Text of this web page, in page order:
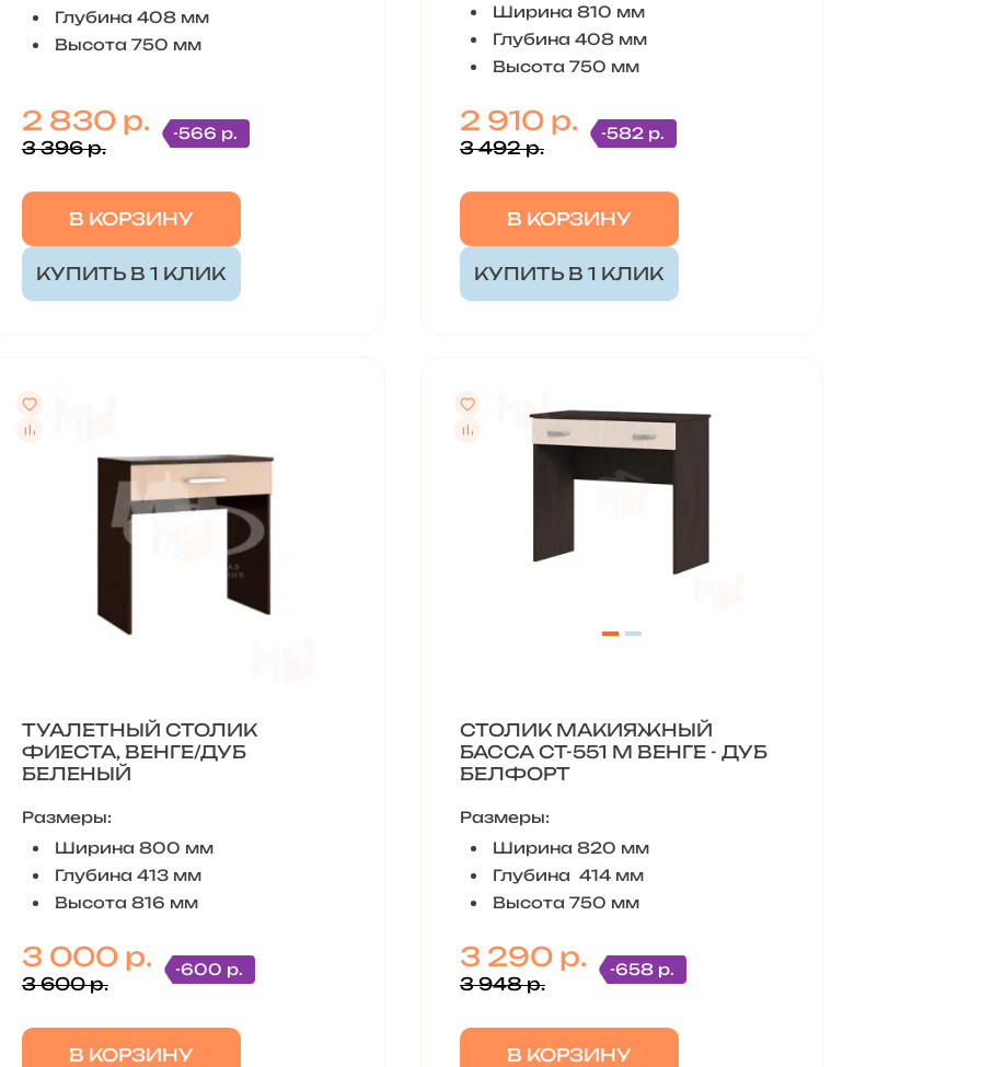
Глубина 408 мм
Высота 750 мм
2 830 р.
3 396 р.
-566 р.
В КОРЗИНУ
КУПИТЬ В 1 КЛИК
Ширина 810 мм
Глубина 408 мм
Высота 750 мм
2 910 р.
3 492 р.
-582 р.
В КОРЗИНУ
КУПИТЬ В 1 КЛИК
ТУАЛЕТНЫЙ СТОЛИК
ФИЕСТА, ВЕНГЕ/ДУБ
БЕЛЕНЫЙ
Размеры:
Ширина 800 мм
Глубина 413 мм
Высота 816 мм
3 000 р.
3 600 р.
-600 р.
В КОРЗИНУ
СТОЛИК МАКИЯЖНЫЙ
БАССА СТ-551 М ВЕНГЕ - ДУБ
БЕЛФОРТ
Размеры:
Ширина 820 мм
Глубина 414 мм
Высота 750 мм
3 290 р.
3 948 р.
-658 р.
В КОРЗИНУ